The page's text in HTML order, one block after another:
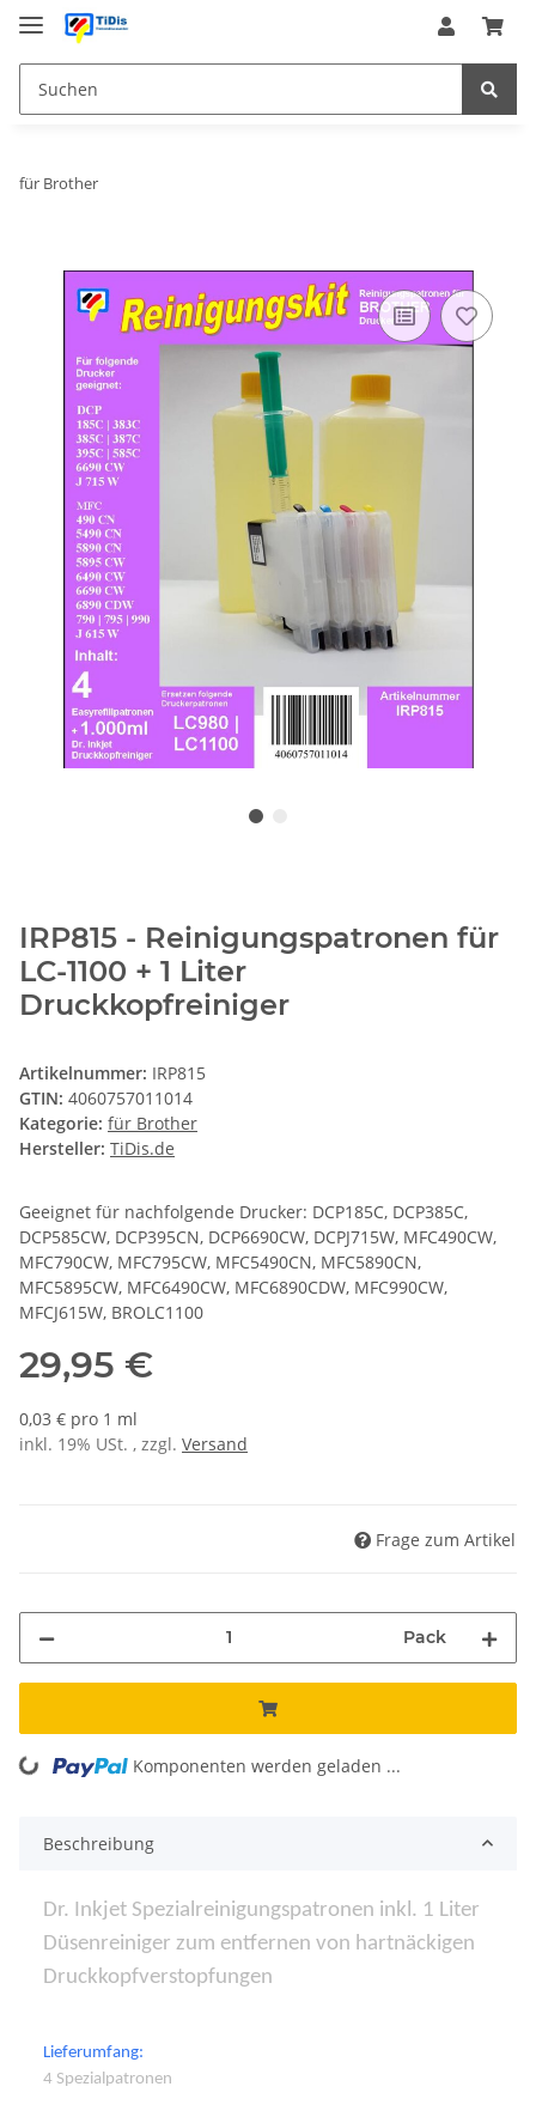
für Brother
IRP815 - Reinigungspatronen für
LC-1100 + 1 Liter
Druckkopfreiniger
Artikelnummer: IRP815
GTIN: 4060757011014
Kategorie: für Brother
Hersteller: TiDis.de
Geeignet für nachfolgende Drucker: DCP185C, DCP385C,
DCP585CW, DCP395CN, DCP6690CW, DCPJ715W, MFC490CW,
MFC790CW, MFC795CW, MFC5490CN, MFC5890CN,
MFC5895CW, MFC6490CW, MFC6890CDW, MFC990CW,
MFCJ615W, BROLC1100
29,95 €
0,03 € pro 1 ml
inkl. 19% USt. , zzgl. Versand
Frage zum Artikel
Pack
Komponenten werden geladen ...
Beschreibung
Dr. Inkjet Spezialreinigungspatronen inkl. 1 Liter
Düsenreiniger zum entfernen von hartnäckigen
Druckkopfverstopfungen
Lieferumfang:
4 Spezialpatronen